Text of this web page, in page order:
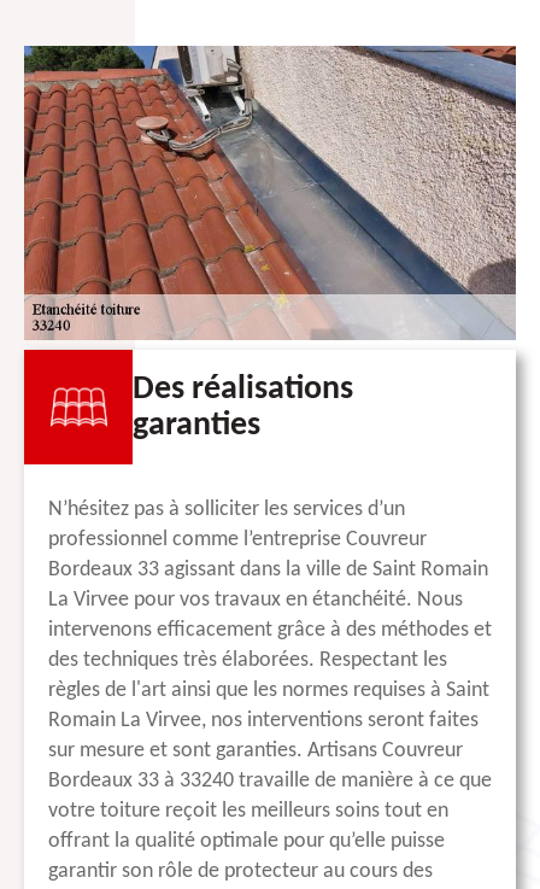
Des réalisations
garanties
N’hésitez pas à solliciter les services d’un
professionnel comme l’entreprise Couvreur
Bordeaux 33 agissant dans la ville de Saint Romain
La Virvee pour vos travaux en étanchéité. Nous
intervenons efficacement grâce à des méthodes et
des techniques très élaborées. Respectant les
règles de l'art ainsi que les normes requises à Saint
Romain La Virvee, nos interventions seront faites
sur mesure et sont garanties. Artisans Couvreur
Bordeaux 33 à 33240 travaille de manière à ce que
votre toiture reçoit les meilleurs soins tout en
offrant la qualité optimale pour qu’elle puisse
garantir son rôle de protecteur au cours des